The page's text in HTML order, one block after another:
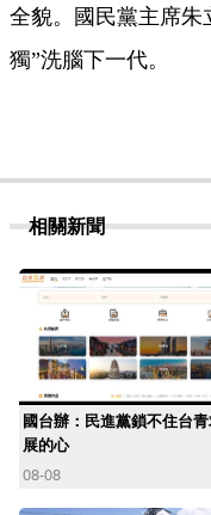
全貌。國民黨主席朱
獨”洗腦下一代。
相關新聞
國台辦：民進黨鎖不住台
展的心
08-08